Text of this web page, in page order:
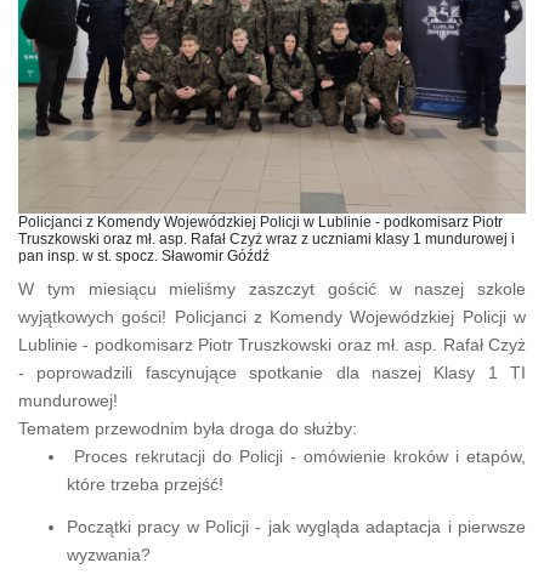
Policjanci z Komendy Wojewódzkiej Policji w Lublinie - podkomisarz Piotr
Truszkowski oraz mł. asp. Rafał Czyż wraz z uczniami klasy 1 mundurowej i
pan insp. w st. spocz. Sławomir Góźdź
W tym miesiącu mieliśmy zaszczyt gościć w naszej szkole
wyjątkowych gości! Policjanci z Komendy Wojewódzkiej Policji w
Lublinie - podkomisarz Piotr Truszkowski oraz mł. asp. Rafał Czyż
- poprowadzili fascynujące spotkanie dla naszej Klasy 1 TI
mundurowej!
Tematem przewodnim była droga do służby:
Proces rekrutacji do Policji - omówienie kroków i etapów,
które trzeba przejść!
Początki pracy w Policji - jak wygląda adaptacja i pierwsze
wyzwania?